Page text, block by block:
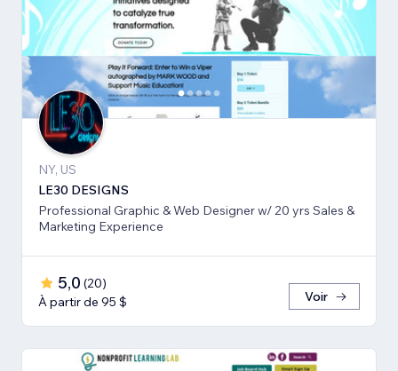
NY, US
LE30 DESIGNS
Professional Graphic & Web Designer w/ 20 yrs Sales &
Marketing Experience
5,0 (20)
À partir de 95 $
Voir